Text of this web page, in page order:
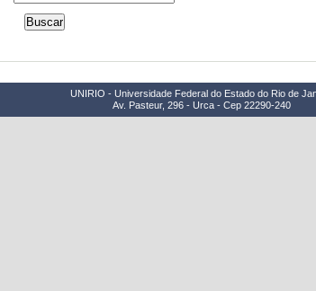
UNIRIO - Universidade Federal do Estado do Rio de
Av. Pasteur, 296 - Urca - Cep 22290-240